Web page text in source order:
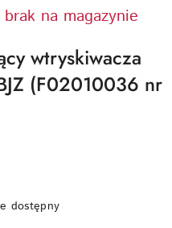
na magazynie
wtryskiwacza
(F02010036 nr
dostępny